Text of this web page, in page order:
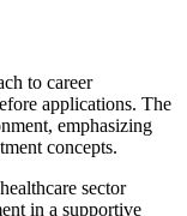
to career
applications. The
emphasizing
concepts.
sector
in a supportive